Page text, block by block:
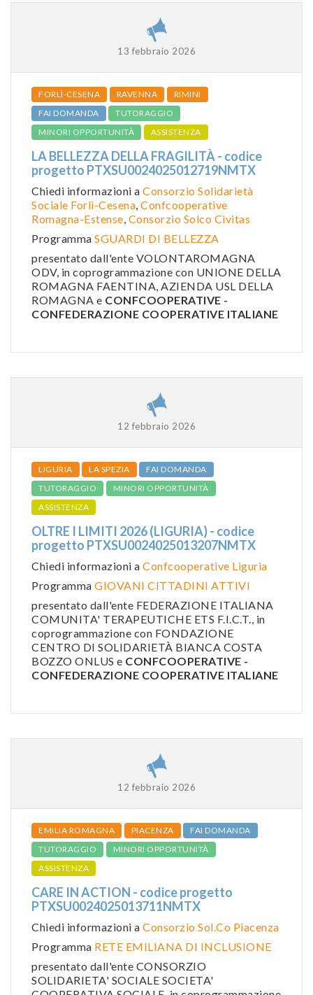
13 febbraio 2026
FORLÌ-CESENA RAVENNA
RIMINI
FAI DOMANDA
TUTORAGGIO
MINORI OPPORTUNITÀ
ASSISTENZA
LA BELLEZZA DELLA FRAGILITÀ - codice
progetto PTXSU0024025012719NMTX
Chiedi informazioni a Consorzio Solidarietà
Sociale Forlì-Cesena, Confcooperative
Romagna-Estense, Consorzio Solco Civitas
Programma SGUARDI DI BELLEZZA
presentato dall'ente VOLONTAROMAGNA
ODV, in coprogrammazione con UNIONE DELLA
ROMAGNA FAENTINA, AZIENDA USL DELLA
ROMAGNA e CONFCOOPERATIVE -
CONFEDERAZIONE COOPERATIVE ITALIANE
12 febbraio 2026
LIGURIA LA SPEZIA
FAI DOMANDA
TUTORAGGIO
MINORI OPPORTUNITÀ
ASSISTENZA
OLTRE I LIMITI 2026 (LIGURIA) - codice
progetto PTXSU0024025013207NMTX
Chiedi informazioni a Confcooperative Liguria
Programma GIOVANI CITTADINI ATTIVI
presentato dall'ente FEDERAZIONE ITALIANA
COMUNITA' TERAPEUTICHE ETS F.I.C.T., in
coprogrammazione con FONDAZIONE
CENTRO DI SOLIDARIETÀ BIANCA COSTA
BOZZO ONLUS e CONFCOOPERATIVE -
CONFEDERAZIONE COOPERATIVE ITALIANE
12 febbraio 2026
EMILIA ROMAGNA PIACENZA
FAI DOMANDA
TUTORAGGIO
MINORI OPPORTUNITÀ
ASSISTENZA
CARE IN ACTION - codice progetto
PTXSU0024025013711NMTX
Chiedi informazioni a Consorzio Sol.Co Piacenza
Programma RETE EMILIANA DI INCLUSIONE
presentato dall'ente CONSORZIO
SOLIDARIETA' SOCIALE SOCIETA'